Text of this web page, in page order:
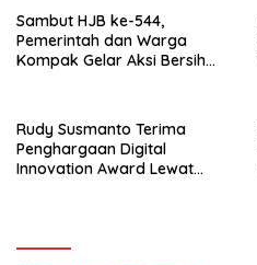
LEBONG
Sambut HJB ke-544,
Pemerintah dan Warga
Kompak Gelar Aksi Bersih
Rudy Susmanto Terima
Penghargaan Digital
Innovation Award Lewat